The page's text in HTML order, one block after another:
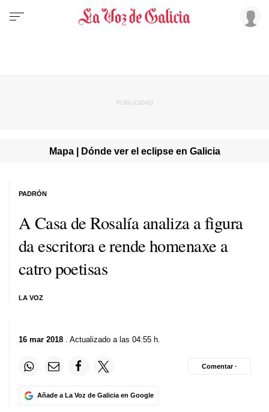
Mapa | Dónde ver el eclipse en Galicia
A Casa de Rosalía analiza a figura
da escritora e rende homenaxe a
catro poetisas
LA VOZ
PADRÓN
16 mar 2018 . Actualizado a las 04:55 h.
Añade a La Voz de Galicia en Google
Comentar ·